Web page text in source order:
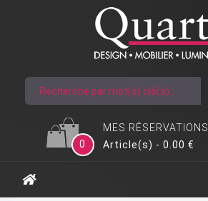
MES RÉSERVATIONS
0
Article(s) - 0.00 €